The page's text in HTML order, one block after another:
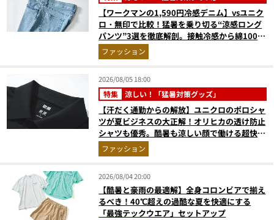
【ワークマンの1,590円冷感デニム】vsユニク
ロ・無印で比較！猛暑を乗り切る“涼感ロング
パンツ”3選を徹底解剖。接触冷感から綿100%
まで決定版
ファッション
2026/08/05 18:00
特集 涼しい！「猛暑対策グッズ」
【汗だく通勤からの解放】ユニクロのポロシャ
ツが夏ビジネスの大正解！オリヒカの透け防止
シャツも優秀。酷暑も涼しい顔で働ける超快適
ウエアの実力
ファッション
2026/08/04 20:00
【酷暑と豪雨の最適解】全身コロンビアで揃え
るべき！40℃超えの過酷な夏を快適にする
「最強テックウエア」セットアップ